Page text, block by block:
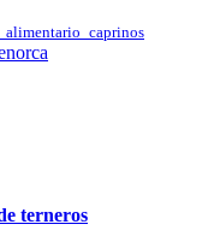
terneros